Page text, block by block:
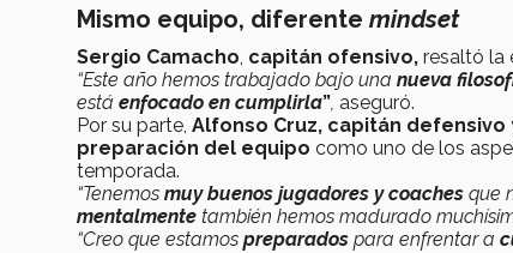
Mismo equipo, diferente mindset
Sergio Camacho, capitán ofensivo, resaltó la
“Este año hemos trabajado bajo una nueva
está enfocado en cumplirla”, aseguró.
Por su parte, Alfonso Cruz, capitán defensivo
preparación del equipo como uno de los
temporada.
“Tenemos muy buenos jugadores y coaches que
mentalmente también hemos madurado
“Creo que estamos preparados para enfrentar a